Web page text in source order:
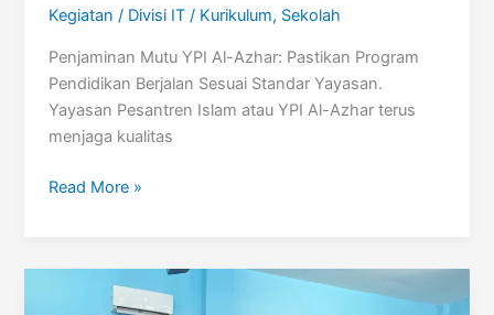
Kegiatan / Divisi IT/ Kurikulum, Sekolah
Penjaminan Mutu YPI Al-Azhar: Pastikan Program
Pendidikan Berjalan Sesuai Standar Yayasan.
Yayasan Pesantren Islam atau YPI Al-Azhar terus
menjaga kualitas
Penjaminan
Al-
Read More »